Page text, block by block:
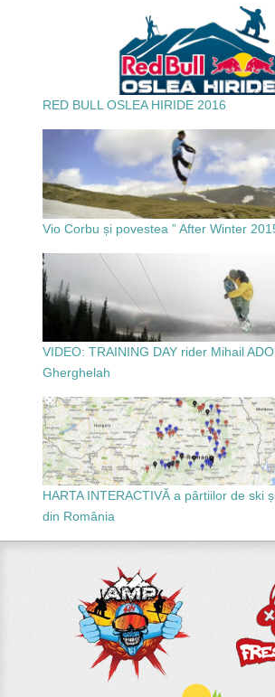
RED BULL OSLEA HIRIDE 2016
Vio Corbu și povestea ” After Winter
VIDEO: TRAINING DAY rider Mihail
Gherghelah
HARTA INTERACTIVĂ a pârtiilor de ski
din România